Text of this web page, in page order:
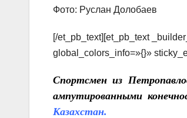
Фото: Руслан Долобаев
[/et_pb_text][et_pb_text
global_colors_info=»{}»
Спортсмен из
ампутированными
Казахстан.